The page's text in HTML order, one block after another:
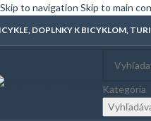
Skip to navigation Skip to main
DOPLNKY K BICYKLOM,
Kategória